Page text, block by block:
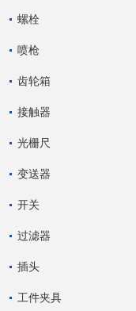
螺栓
喷枪
齿轮箱
接触器
光栅尺
变送器
开关
过滤器
插头
工件夹具